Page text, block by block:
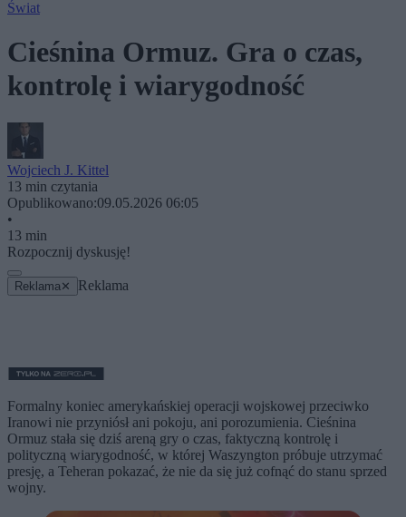
Świat
Cieśnina Ormuz. Gra o czas,
kontrolę i wiarygodność
Wojciech J. Kittel
13 min czytania
Opublikowano:09.05.2026 06:05
•
13 min
Rozpocznij dyskusję!
Reklama ✕ Reklama
Formalny koniec amerykańskiej operacji wojskowej przeciwko
Iranowi nie przyniósł ani pokoju, ani porozumienia. Cieśnina
Ormuz stała się dziś areną gry o czas, faktyczną kontrolę i
polityczną wiarygodność, w której Waszyngton próbuje utrzymać
presję, a Teheran pokazać, że nie da się już cofnąć do stanu sprzed
wojny.